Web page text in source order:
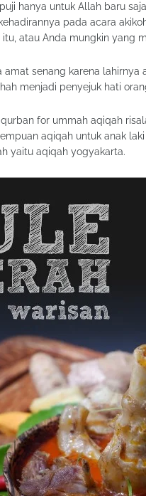
hanya untuk Allah baru
pada acara
atau Anda mungkin yang
amat senang karena
menjadi penyejuk hati
for ummah aqiqah
aqiqah untuk anak
yaitu aqiqah yogyakarta.